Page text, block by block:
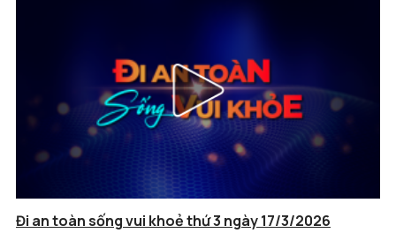
Đi an toàn sống vui khoẻ thứ 3 ngày 17/3/2026